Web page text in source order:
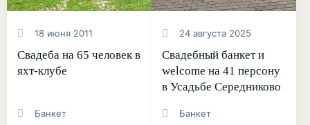
18 июня 2011
Свадеба на 65 человек в
яхт-клубе
Банкет
24 августа 2025
Свадебный банкет и
welcome на 41 персону
в Усадьбе Середниково
Банкет